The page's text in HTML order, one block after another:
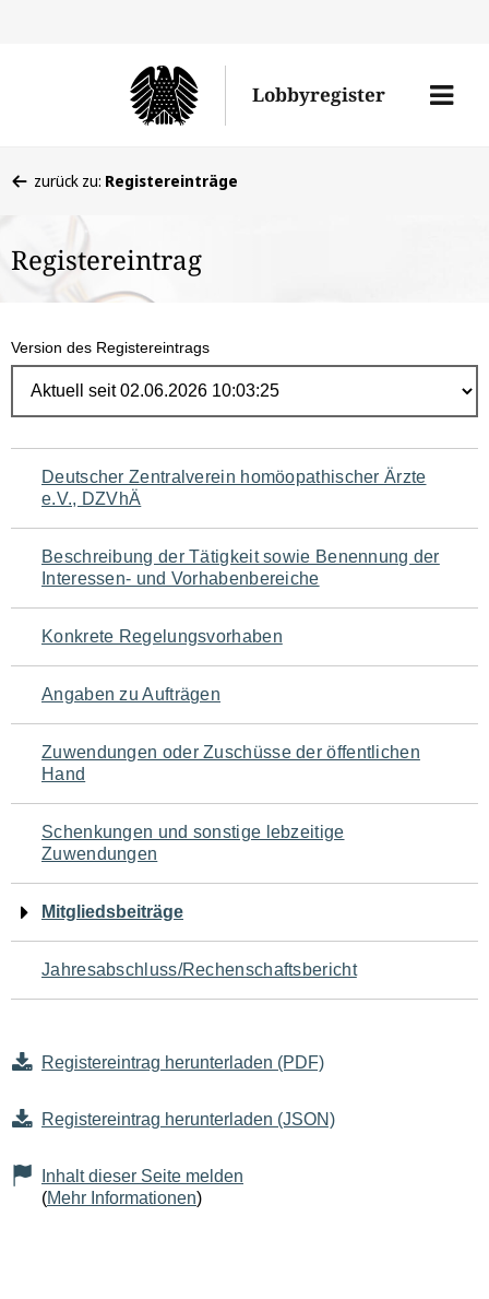
Lobbyregister
Menü
befinden
hier:
zurück zu: Registereinträge
Registereintrag
Version des Registereintrags
Navigation
für
den
Seiteninhalt
Deutscher Zentralverein homöopathischer Ärzte
e.V., DZVhÄ
Beschreibung der Tätigkeit sowie Benennung der
Interessen- und Vorhabenbereiche
Konkrete Regelungsvorhaben
Angaben zu Aufträgen
Zuwendungen oder Zuschüsse der öffentlichen
Hand
Schenkungen und sonstige lebzeitige
Zuwendungen
Mitgliedsbeiträge
Jahresabschluss/Rechenschaftsbericht
Registereintrag herunterladen (PDF)
Registereintrag herunterladen (JSON)
Inhalt dieser Seite melden
(Mehr Informationen)